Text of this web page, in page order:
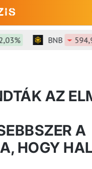
BNB 594,95$
AZ
A
HOGY